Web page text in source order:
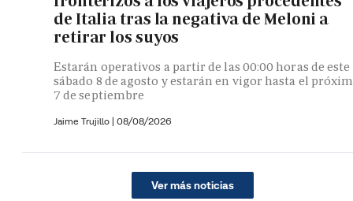
de Italia tras la negativa de Meloni a
retirar los suyos
Estarán operativos a partir de las 00:00 horas de este
sábado 8 de agosto y estarán en vigor hasta el
7 de septiembre
Jaime Trujillo | 08/08/2026
Ver más noticias